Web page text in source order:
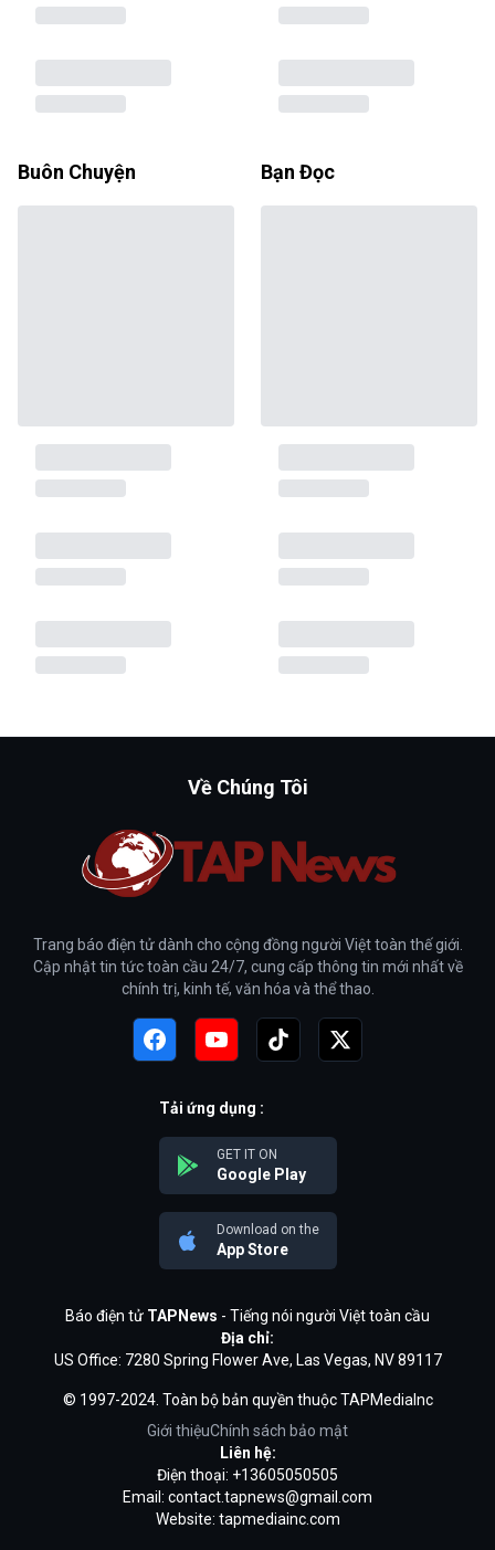
Buôn Chuyện Bạn Đọc
Về Chúng Tôi
Trang báo điện tử dành cho cộng đồng người Việt toàn thế giới.
Cập nhật tin tức toàn cầu 24/7, cung cấp thông tin mới nhất về
chính trị, kinh tế, văn hóa và thể thao.
Tải ứng dụng :
GET IT ON
Google Play
Download on the
App Store
Báo điện tử TAPNews - Tiếng nói người Việt toàn cầu
Địa chỉ:
US Office: 7280 Spring Flower Ave, Las Vegas, NV 89117
© 1997-2024. Toàn bộ bản quyền thuộc TAPMediaInc
Giới thiệuChính sách bảo mật
Liên hệ:
Điện thoại: +13605050505
Email: contact.tapnews@gmail.com
Website: tapmediainc.com